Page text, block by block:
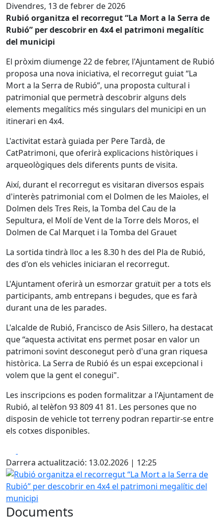
Divendres, 13 de febrer de 2026
Rubió organitza el recorregut “La Mort a la Serra de
Rubió” per descobrir en 4x4 el patrimoni megalític
del municipi
El pròxim diumenge 22 de febrer, l'Ajuntament de Rubió
proposa una nova iniciativa, el recorregut guiat “La
Mort a la Serra de Rubió”, una proposta cultural i
patrimonial que permetrà descobrir alguns dels
elements megalítics més singulars del municipi en un
itinerari en 4x4.
L'activitat estarà guiada per Pere Tardà, de
CatPatrimoni, que oferirà explicacions històriques i
arqueològiques dels diferents punts de visita.
Així, durant el recorregut es visitaran diversos espais
d'interès patrimonial com el Dolmen de les Maioles, el
Dolmen dels Tres Reis, la Tomba del Cau de la
Sepultura, el Molí de Vent de la Torre dels Moros, el
Dolmen de Cal Marquet i la Tomba del Grauet
La sortida tindrà lloc a les 8.30 h des del Pla de Rubió,
des d'on els vehicles iniciaran el recorregut.
L'Ajuntament oferirà un esmorzar gratuït per a tots els
participants, amb entrepans i begudes, que es farà
durant una de les parades.
L'alcalde de Rubió, Francisco de Asis Sillero, ha destacat
que “aquesta activitat ens permet posar en valor un
patrimoni sovint desconegut però d'una gran riquesa
històrica. La Serra de Rubió és un espai excepcional i
volem que la gent el conegui".
Les inscripcions es poden formalitzar a l'Ajuntament de
Rubió, al telèfon 93 809 41 81. Les persones que no
disposin de vehicle tot terreny podran repartir-se entre
els cotxes disponibles.
Darrera actualització: 13.02.2026 | 12:25
Rubió organitza el recorregut “La Mort a la Serra de
Documents